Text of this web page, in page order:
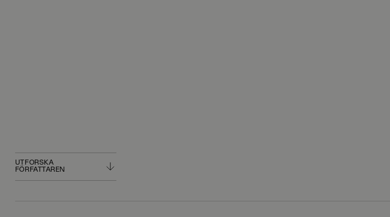
UTFORSKA
FÖRFATTAREN